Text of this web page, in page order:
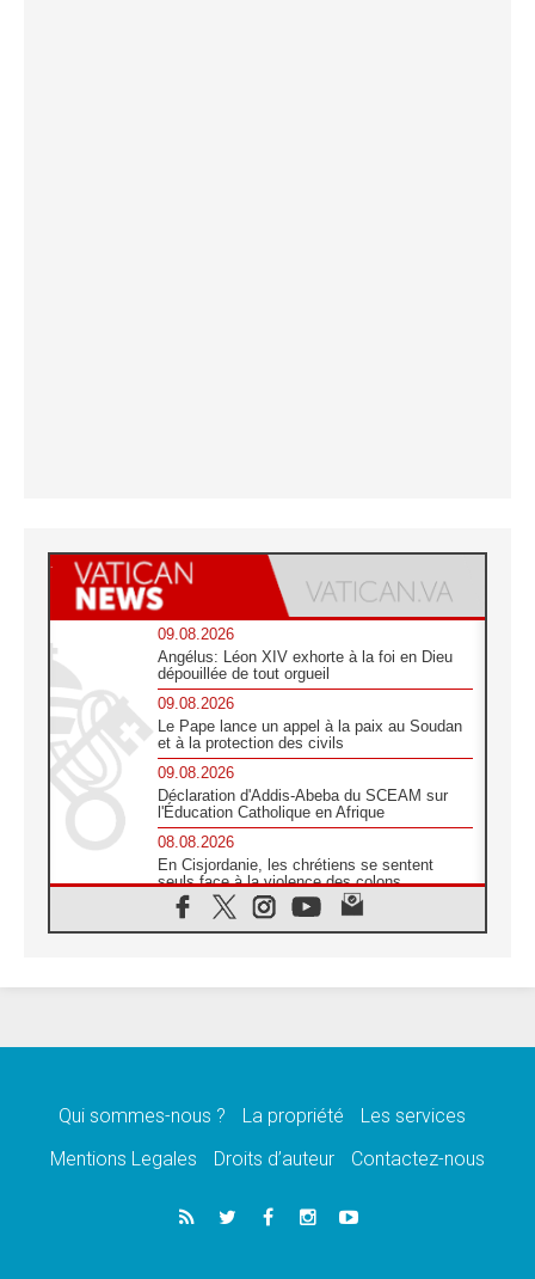
09.08.2026
Angélus: Léon XIV exhorte à la foi en Dieu
dépouillée de tout orgueil
09.08.2026
Le Pape lance un appel à la paix au Soudan
et à la protection des civils
09.08.2026
Déclaration d'Addis-Abeba du SCEAM sur
l'Éducation Catholique en Afrique
08.08.2026
En Cisjordanie, les chrétiens se sentent
seuls face à la violence des colons
08.08.2026
Léon XIV au sanctuaire de Notre Dame du
08.08.2026
08.08.2026
catholiques
Au Bangladesh, l'Église accompagne les
Dalits sur le chemin de la dignité
Qui sommes-nous ? La propriété
Les services
Mentions Legales
Droits d’auteur Contactez-nous